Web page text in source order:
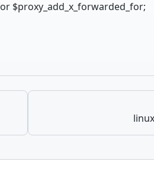
$proxy_add_x_forwarded_for;